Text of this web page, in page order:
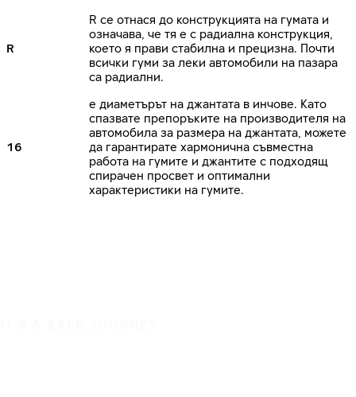
R
R се отнася до конструкцията на гумата и
означава, че тя е с радиална конструкция,
което я прави стабилна и прецизна. Почти
всички гуми за леки автомобили на пазара
са радиални.
16
е диаметърът на джантата в инчове. Като
спазвате препоръките на производителя на
автомобила за размера на джантата, можете
да гарантирате хармонична съвместна
работа на гумите и джантите с подходящ
спирачен просвет и оптимални
характеристики на гумите.